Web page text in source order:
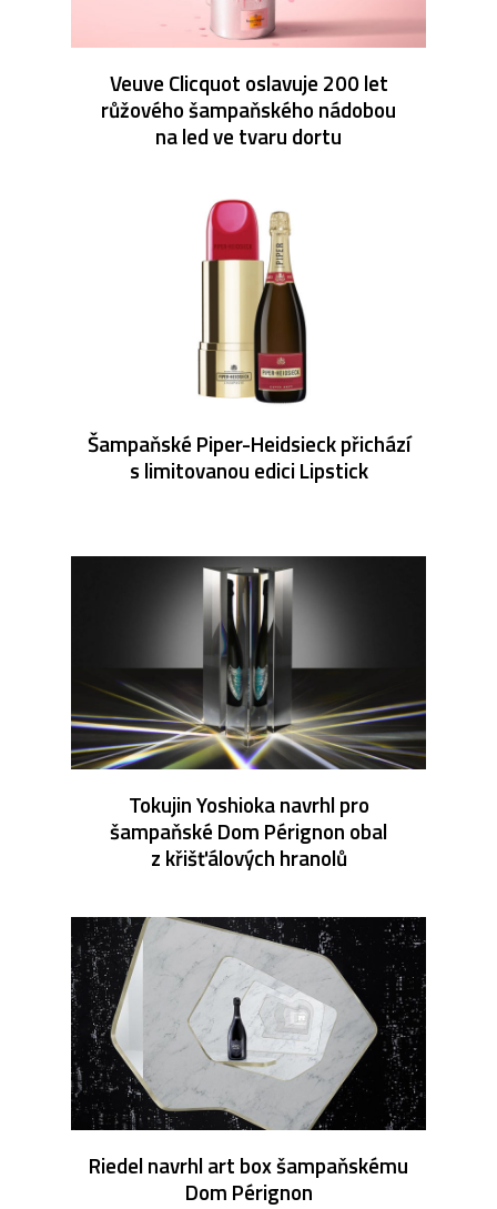
Veuve Clicquot oslavuje 200 let
růžového šampaňského nádobou
na led ve tvaru dortu
Šampaňské Piper-Heidsieck přichází
s limitovanou edici Lipstick
Tokujin Yoshioka navrhl pro
šampaňské Dom Pérignon obal
z křišťálových hranolů
Riedel navrhl art box šampaňskému
Dom Pérignon